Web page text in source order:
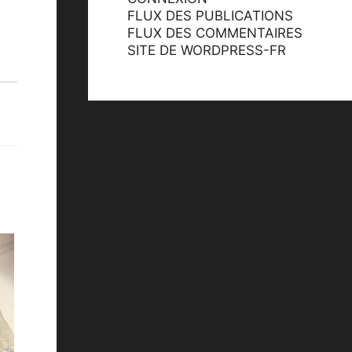
FLUX DES PUBLICATIONS
FLUX DES COMMENTAIRES
SITE DE WORDPRESS-FR